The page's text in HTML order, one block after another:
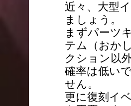
近々、大型
ましょう。
まずパーツ
テム（おか
クション以
確率は低い
せん。
更に復刻イ